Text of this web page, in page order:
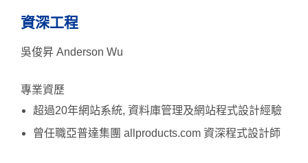
資深工程
吳俊昇 Anderson Wu
專業資歷
超過20年網站系統, 資料庫管理及網站程式設計經驗
曾任職亞普達集團 allproducts.com 資深程式設計師